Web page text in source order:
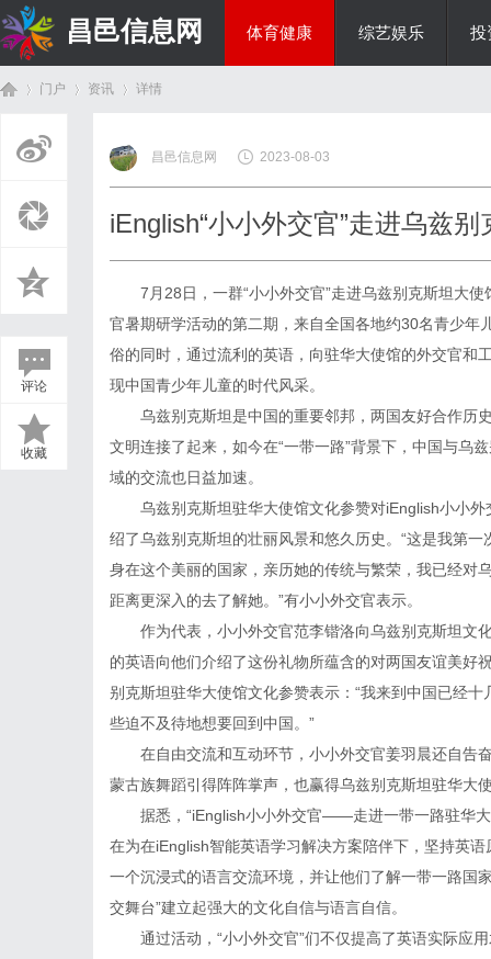
昌邑信息网 体育健康 综艺娱乐 投
门户 资讯
›
详情
评论
收藏
昌邑信息网 2023-08-03
iEnglish“小小外交官”走进乌兹
7月28日，一群“小小外交官”走进乌兹别克斯坦大
官暑期研学活动的第二期，来自全国各地约30名青少年
俗的同时，通过流利的英语，向驻华大使馆的外交官和
现中国青少年儿童的时代风采。
乌兹别克斯坦是中国的重要邻邦，两国友好合作历
文明连接了起来，如今在“一带一路”背景下，中国与乌
域的交流也日益加速。
乌兹别克斯坦驻华大使馆文化参赞对iEnglish小小
绍了乌兹别克斯坦的壮丽风景和悠久历史。“这是我第
身在这个美丽的国家，亲历她的传统与繁荣，我已经对
距离更深入的去了解她。”有小小外交官表示。
作为代表，小小外交官范李锴洛向乌兹别克斯坦文
的英语向他们介绍了这份礼物所蕴含的对两国友谊美好
别克斯坦驻华大使馆文化参赞表示：“我来到中国已经
些迫不及待地想要回到中国。”
在自由交流和互动环节，小小外交官姜羽晨还自告
蒙古族舞蹈引得阵阵掌声，也赢得乌兹别克斯坦驻华大
据悉 ， “iEnglish小小外交官——走进一带一路驻华
在为在iEnglish智能英语学习解决方案陪伴下，坚持英
一个沉浸式的语言交流环境，并让他们了解一带一路国
交舞台”建立起强大的文化自信与语言自信。
通过活动，“小小外交官”们不仅提高了英语实际应